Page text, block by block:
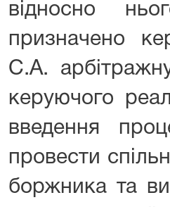
відносно
призначено
С.А.
керуючого
введення
провести
боржника та